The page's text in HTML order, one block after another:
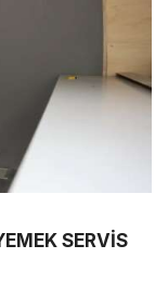
SERVİS